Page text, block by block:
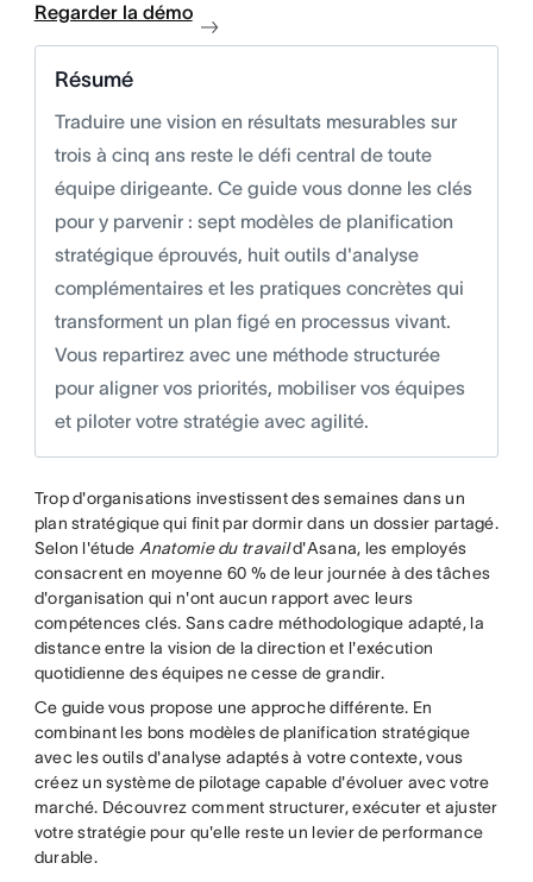
Regarder la démo
Résumé
Traduire une vision en résultats mesurables sur
trois à cinq ans reste le défi central de toute
équipe dirigeante. Ce guide vous donne les clés
pour y parvenir : sept modèles de planification
stratégique éprouvés, huit outils d'analyse
complémentaires et les pratiques concrètes qui
transforment un plan figé en processus vivant.
Vous repartirez avec une méthode structurée
pour aligner vos priorités, mobiliser vos équipes
et piloter votre stratégie avec agilité.
Trop d'organisations investissent des semaines dans un
plan stratégique qui finit par dormir dans un dossier partagé.
Selon l'étude Anatomie du travaild'Asana, les employés
consacrent en moyenne 60 % de leur journée à des tâches
d'organisation qui n'ont aucun rapport avec leurs
compétences clés. Sans cadre méthodologique adapté, la
distance entre la vision de la direction et l'exécution
quotidienne des équipes ne cesse de grandir.
Ce guide vous propose une approche différente. En
combinant les bons modèles de planification stratégique
avec les outils d'analyse adaptés à votre contexte, vous
créez un système de pilotage capable d'évoluer avec votre
marché. Découvrez comment structurer, exécuter et ajuster
votre stratégie pour qu'elle reste un levier de performance
durable.